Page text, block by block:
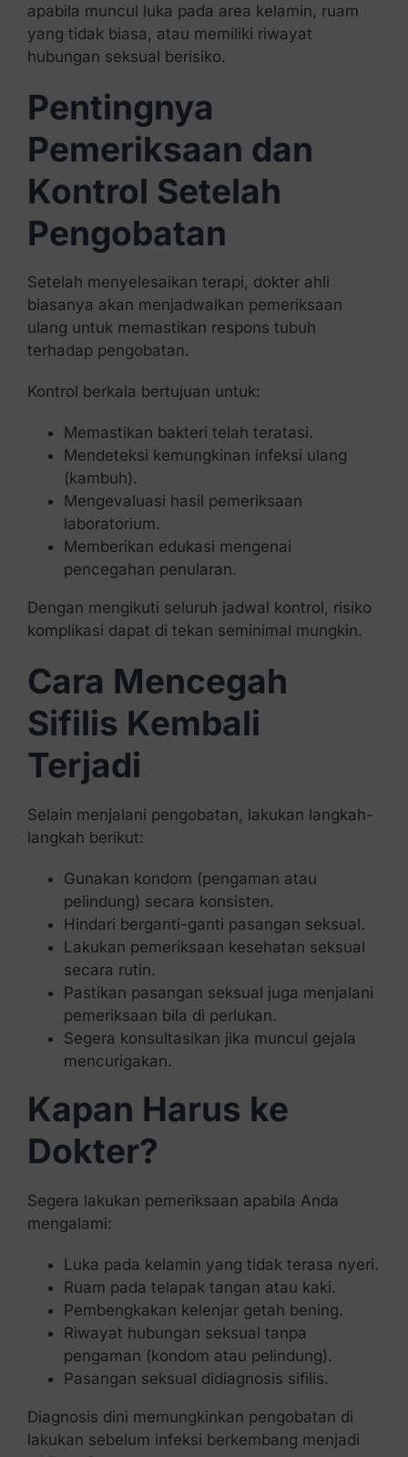
apabila muncul luka pada area kelamin, ruam
yang tidak biasa, atau memiliki riwayat
hubungan seksual berisiko.
Pentingnya
Pemeriksaan dan
Kontrol Setelah
Pengobatan
Setelah menyelesaikan terapi, dokter ahli
biasanya akan menjadwalkan pemeriksaan
ulang untuk memastikan respons tubuh
terhadap pengobatan.
Kontrol berkala bertujuan untuk:
Memastikan bakteri telah teratasi.
Mendeteksi kemungkinan infeksi ulang
(kambuh).
Mengevaluasi hasil pemeriksaan
laboratorium.
Memberikan edukasi mengenai
pencegahan penularan.
Dengan mengikuti seluruh jadwal kontrol, risiko
komplikasi dapat di tekan seminimal mungkin.
Cara Mencegah
Sifilis Kembali
Terjadi
Selain menjalani pengobatan, lakukan langkah-
langkah berikut:
Gunakan kondom (pengaman atau
pelindung) secara konsisten.
Hindari berganti-ganti pasangan seksual.
Lakukan pemeriksaan kesehatan seksual
secara rutin.
Pastikan pasangan seksual juga menjalani
pemeriksaan bila di perlukan.
Segera konsultasikan jika muncul gejala
mencurigakan.
Kapan Harus ke
Dokter?
Segera lakukan pemeriksaan apabila Anda
mengalami:
Luka pada kelamin yang tidak terasa nyeri.
Ruam pada telapak tangan atau kaki.
Pembengkakan kelenjar getah bening.
Riwayat hubungan seksual tanpa
pengaman (kondom atau pelindung).
Pasangan seksual didiagnosis sifilis.
Diagnosis dini memungkinkan pengobatan di
lakukan sebelum infeksi berkembang menjadi